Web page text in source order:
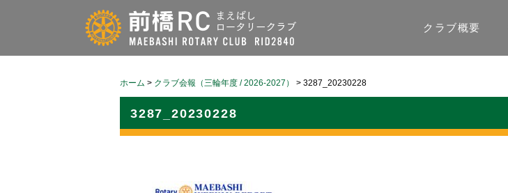
クラブ概要
ホーム > クラブ会報（三輪年度 / 2026-2027） > 3287_20230228
3287_20230228